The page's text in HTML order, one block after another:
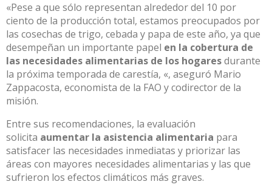
«Pese a que sólo representan alrededor del 10 por
ciento de la producción total, estamos preocupados por
las cosechas de trigo, cebada y papa de este año, ya que
desempeñan un importante papel en la cobertura de
las necesidades alimentarias de los hogaresdurante
la próxima temporada de carestía, «, aseguró Mario
Zappacosta, economista de la FAO y codirector de la
misión.
Entre sus recomendaciones, la evaluación
solicita aumentar la asistencia alimentaria para
satisfacer las necesidades inmediatas y priorizar las
áreas con mayores necesidades alimentarias y las que
sufrieron los efectos climáticos más graves.